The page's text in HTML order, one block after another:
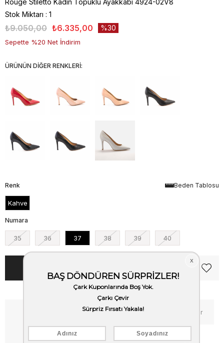
Rouge Stiletto Kadın Topuklu Ayakkabı 4924-02V8
Stok Miktarı : 1
₺9.050,00 ₺6.335,00 30
Sepette %20 Net İndirim
ÜRÜNÜN DİĞER RENKLERİ:
Beden Tablosu
Renk
Kahve
Numara
35 36 37 38 39 40
Fiyat Düşünce Haber Ver
Kargo Bedava